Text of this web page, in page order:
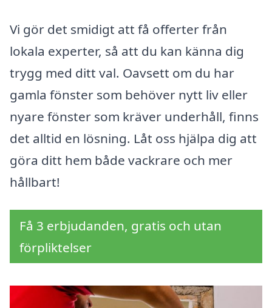
Vi gör det smidigt att få offerter från
lokala experter, så att du kan känna dig
trygg med ditt val. Oavsett om du har
gamla fönster som behöver nytt liv eller
nyare fönster som kräver underhåll, finns
det alltid en lösning. Låt oss hjälpa dig att
göra ditt hem både vackrare och mer
hållbart!
Få 3 erbjudanden, gratis och utan
förpliktelser